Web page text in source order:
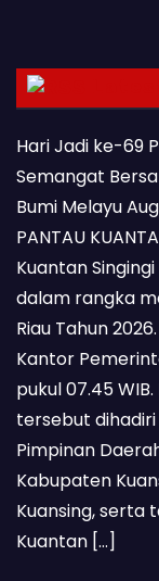
Hari Jadi ke-69
Semangat
Bumi Melayu
PANTAU
Kuantan
dalam rangka
Riau Tahun
Kantor
pukul 07.45
tersebut dihadiri
Pimpinan
Kabupaten
Kuansing, serta
Kuantan […]